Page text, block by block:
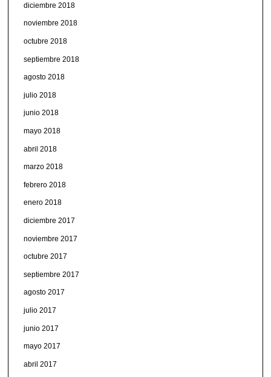
diciembre 2018
noviembre 2018
octubre 2018
septiembre 2018
agosto 2018
julio 2018
junio 2018
mayo 2018
abril 2018
marzo 2018
febrero 2018
enero 2018
diciembre 2017
noviembre 2017
octubre 2017
septiembre 2017
agosto 2017
julio 2017
junio 2017
mayo 2017
abril 2017